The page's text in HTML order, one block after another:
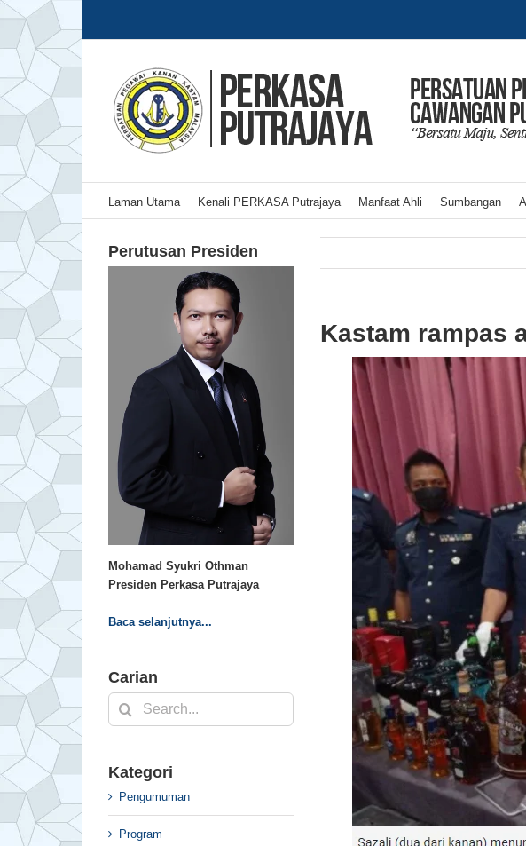
Skip
content
Laman Utama Kenali PERKASA Putrajaya Manfaat Ahli Sumbangan
Kastam rampas
Perutusan Presiden
Mohamad Syukri Othman
Presiden Perkasa Putrajaya
Baca selanjutnya...
Carian
Search
for:
Kategori
Pengumuman
Program